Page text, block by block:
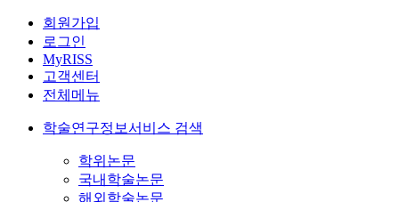
회원가입
로그인
MyRISS
고객센터
전체메뉴
학술연구정보서비스 검색
학위논문
국내학술논문
해외학술논문